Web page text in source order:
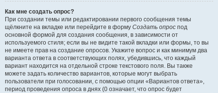
Как мне создать опрос?
При создании темы или редактировании первого сообщения темы
щёлкните на вкладке или перейдите в форму Создать опрос под
основной формой для создания сообщения, в зависимости от
используемого стиля; если вы не видите такой вкладки или формы, то вы
не имеете прав на создание опросов. Укажите вопрос и как минимум два
варианта ответа в соответствующих полях, убедившись, что каждый
вариант находится на отдельной строке текстового поля. Вы также
можете задать количество вариантов, которые могут выбрать
пользователи при голосовании, с помощью опции «Вариантов ответа»,
период проведения опроса в днях (0 означает, что опрос будет